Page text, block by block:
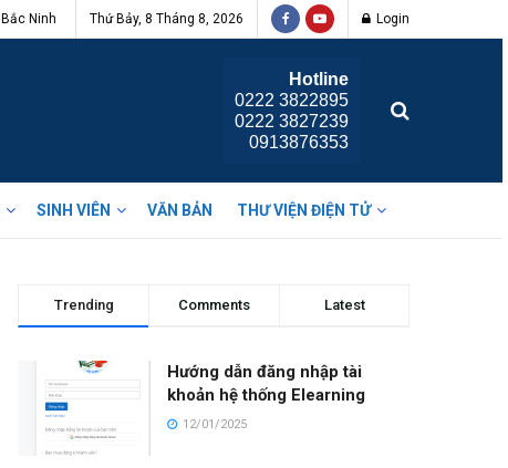
Bắc Ninh Thứ Bảy, 8 Tháng 8, 2026 Login
Hotline
0222 3822895
0222 3827239
0913876353
SINH VIÊN VĂN BẢN THƯ VIỆN ĐIỆN TỬ
Trending Comments Latest
Hướng dẫn đăng nhập tài
khoản hệ thống Elearning
12/01/2025